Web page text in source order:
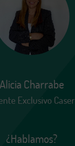
Alicia Charrabe
Exclusivo Caser
¿Hablamos?